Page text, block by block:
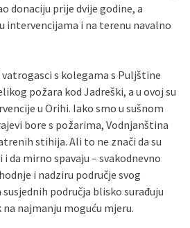
donaciju prije dvije godine, a
intervencijama i na terenu navalno
vatrogasci s kolegama s Puljštine
požara kod Jadreški, a u ovoj su
u Orihi. Iako smo u sušnom
bore s požarima, Vodnjanština
stihija. Ali to ne znači da su
da mirno spavaju – svakodnevno
i nadziru područje svog
područja blisko surađuju
najmanju moguću mjeru.